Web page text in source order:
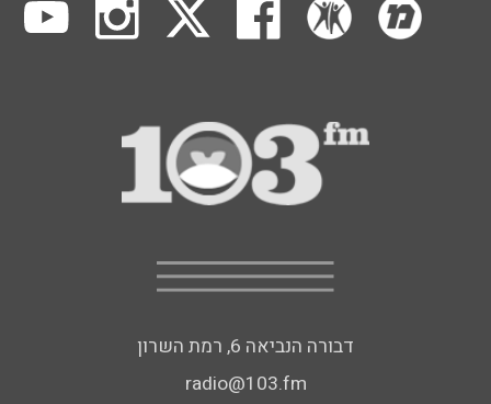
דבורה הנביאה 6, רמת השרון
radio@103.fm